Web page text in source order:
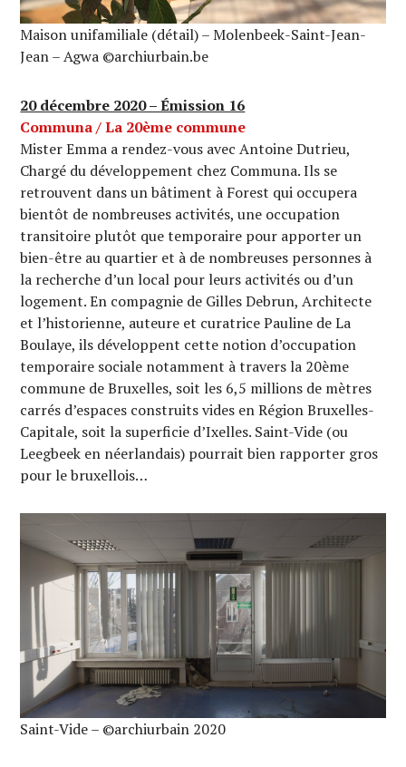
Maison unifamiliale (détail) – Molenbeek-Saint-Jean-
Jean – Agwa ©archiurbain.be
20 décembre 2020 – Émission 16
Communa / La 20ème commune
Mister Emma a rendez-vous avec Antoine Dutrieu,
Chargé du développement chez Communa. Ils se
retrouvent dans un bâtiment à Forest qui occupera
bientôt de nombreuses activités, une occupation
transitoire plutôt que temporaire pour apporter un
bien-être au quartier et à de nombreuses personnes à
la recherche d’un local pour leurs activités ou d’un
logement. En compagnie de Gilles Debrun, Architecte
et l’historienne, auteure et curatrice Pauline de La
Boulaye, ils développent cette notion d’occupation
temporaire sociale notamment à travers la 20ème
commune de Bruxelles, soit les 6,5 millions de mètres
carrés d’espaces construits vides en Région Bruxelles-
Capitale, soit la superficie d’Ixelles. Saint-Vide (ou
Leegbeek en néerlandais) pourrait bien rapporter gros
pour le bruxellois…
Saint-Vide – ©archiurbain 2020